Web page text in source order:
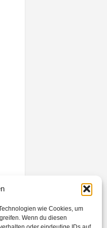
wie Cookies, um
Wenn du diesen